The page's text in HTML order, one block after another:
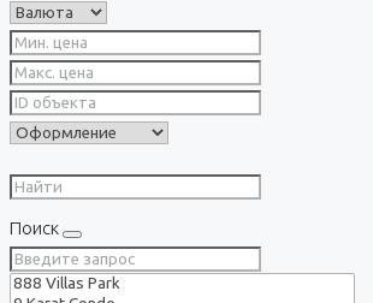
Поиск